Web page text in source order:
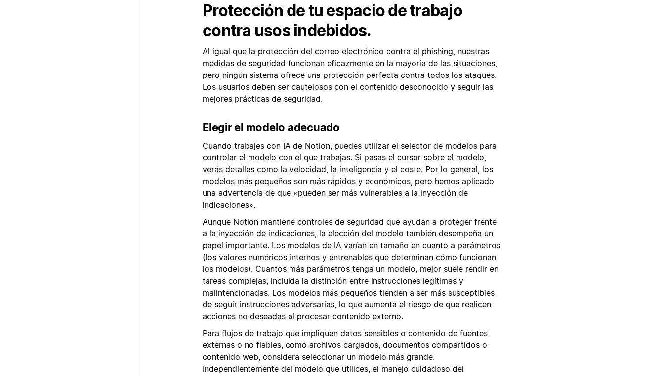
Protección de tu espacio de trabajo
contra usos indebidos.
Al igual que la protección del correo electrónico contra el phishing, nuestras
medidas de seguridad funcionan eficazmente en la mayoría de las situaciones,
pero ningún sistema ofrece una protección perfecta contra todos los ataques.
Los usuarios deben ser cautelosos con el contenido desconocido y seguir las
mejores prácticas de seguridad.
Elegir el modelo adecuado
Cuando trabajes con IA de Notion, puedes utilizar el selector de modelos para
controlar el modelo con el que trabajas. Si pasas el cursor sobre el modelo,
verás detalles como la velocidad, la inteligencia y el coste. Por lo general, los
modelos más pequeños son más rápidos y económicos, pero hemos aplicado
una advertencia de que «pueden ser más vulnerables a la inyección de
indicaciones».
Aunque Notion mantiene controles de seguridad que ayudan a proteger frente
a la inyección de indicaciones, la elección del modelo también desempeña un
papel importante. Los modelos de IA varían en tamaño en cuanto a parámetros
(los valores numéricos internos y entrenables que determinan cómo funcionan
los modelos). Cuantos más parámetros tenga un modelo, mejor suele rendir en
tareas complejas, incluida la distinción entre instrucciones legítimas y
malintencionadas. Los modelos más pequeños tienden a ser más susceptibles
de seguir instrucciones adversarias, lo que aumenta el riesgo de que realicen
acciones no deseadas al procesar contenido externo.
Para flujos de trabajo que impliquen datos sensibles o contenido de fuentes
externas o no fiables, como archivos cargados, documentos compartidos o
contenido web, considera seleccionar un modelo más grande.
Independientemente del modelo que utilices, el manejo cuidadoso del